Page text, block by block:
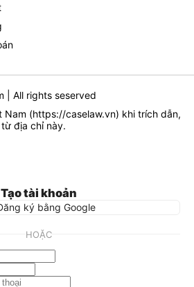
| All rights seserved
Nam (https://caselaw.vn) khi trích dẫn,
địa chỉ này.
Tạo tài khoản
ký bằng Google
HOẶC